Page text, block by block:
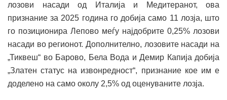
лозови насади од Италија и Медитеранот, ова
признание за 2025 година го добија само 11 лозја, што
го позиционира Лепово меѓу најдобрите 0,25% лозови
насади во регионот. Дополнително, лозовите насади на
„Тиквеш“ во Барово, Бела Вода и Демир Капија добија
„Златен статус на извонредност“, признание кое им е
доделено на само околу 2,5% од оценуваните лозја.